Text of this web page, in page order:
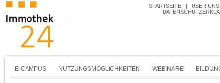
STARTSEITE |
ÜBER UNS
E-CAMPUS NUTZUNGSMÖGLICHKEITEN WEBINARE